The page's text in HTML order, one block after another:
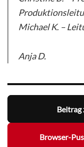
Michael K. –
Anja D.
Beitrag
Browser-